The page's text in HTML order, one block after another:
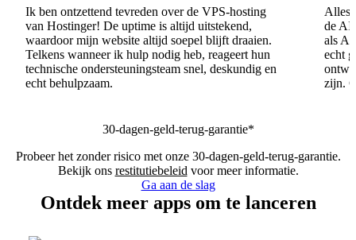
Ik ben ontzettend tevreden over de VPS-hosting
van Hostinger! De uptime is altijd uitstekend,
waardoor mijn website altijd soepel blijft draaien.
Telkens wanneer ik hulp nodig heb, reageert hun
technische ondersteuningsteam snel, deskundig en
echt behulpzaam.
Alles
de
als AI
echt
zijn.
30-dagen-geld-terug-garantie*
Probeer het zonder risico met onze 30-dagen-geld-terug-garantie.
Bekijk ons restitutiebeleid voor meer informatie.
Ga aan de slag
Ontdek meer apps om te lanceren